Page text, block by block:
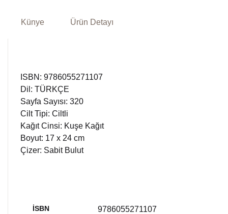
Künye Ürün Detayı
ISBN: 9786055271107
Dil: TÜRKÇE
Sayfa Sayısı: 320
Cilt Tipi: Ciltli
Kağıt Cinsi: Kuşe Kağıt
Boyut: 17 x 24 cm
Çizer: Sabit Bulut
İSBN 9786055271107